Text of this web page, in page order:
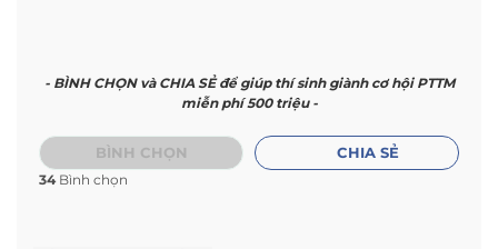
- BÌNH CHỌN và CHIA SẺ để giúp thí sinh giành cơ hội PTTM
miễn phí 500 triệu -
BÌNH CHỌN
34Bình chọn
CHIA SẺ